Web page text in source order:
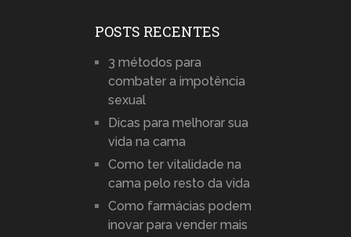
POSTS RECENTES
3 métodos para
combater a impotência
sexual
Dicas para melhorar sua
vida na cama
Como ter vitalidade na
cama pelo resto da vida
Como farmácias podem
inovar para vender mais